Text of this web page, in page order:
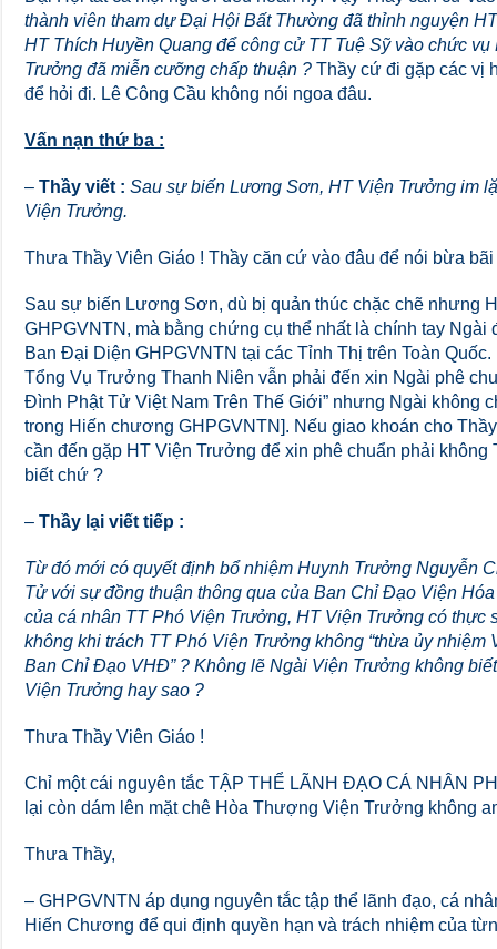
thành viên tham dự Đại Hội Bất Thường đã thỉnh nguyện
HT Thích Huyền Quang để công cử TT Tuệ Sỹ vào chức
Trưởng đã miễn cưỡng chấp thuận ? Thầy cứ đi gặp các vị
để hỏi đi. Lê Công Cầu không nói ngoa đâu.
Vấn nạn thứ ba :
–Thầy viết : Sau sự biến Lương Sơn, HT Viện Trưởng im
Viện Trưởng.
Thưa Thầy Viên Giáo ! Thầy căn cứ vào đâu để nói bừa bãi
Sau sự biến Lương Sơn, dù bị quản thúc chặc chẽ nhưng
GHPGVNTN, mà bằng chứng cụ thể nhất là chính tay
Ban Đại Diện GHPGVNTN tại các Tỉnh Thị trên Toàn
Tổng Vụ Trưởng Thanh Niên vẫn phải đến xin Ngài phê
Đình Phật Tử Việt Nam Trên Thế Giới” nhưng Ngài không
trong Hiến chương GHPGVNTN]. Nếu giao khoán cho
cần đến gặp HT Viện Trưởng để xin phê chuẩn phải
biết chứ ?
–Thầy lại viết tiếp :
Từ đó mới có quyết định bổ nhiệm Huynh Trưởng Nguyễn
Tử với sự đồng thuận thông qua của Ban Chỉ Đạo Viện
của cá nhân TT Phó Viện Trưởng, HT Viện Trưởng có thực
không khi trách TT Phó Viện Trưởng không “thừa ủy nhiệm
Ban Chỉ Đạo VHĐ” ? Không lẽ Ngài Viện Trưởng không
Viện Trưởng hay sao ?
Thưa Thầy Viên Giáo !
Chỉ một cái nguyên tắc TẬP THỂ LÃNH ĐẠO CÁ NHÂN
lại còn dám lên mặt chê Hòa Thượng Viện Trưởng không
Thưa Thầy,
– GHPGVNTN áp dụng nguyên tắc tập thể lãnh đạo, cá
Hiến Chương để qui định quyền hạn và trách nhiệm của